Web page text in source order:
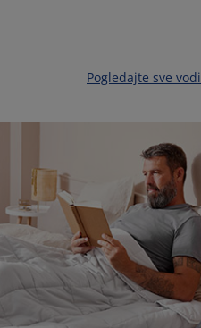
Pogledajte sve